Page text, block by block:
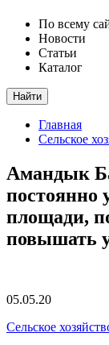
По всему
Новости
Статьи
Каталог
Найти
Главная
Сельское
Амандык
постоянно
площади,
повышать
05.05.20
Сельское